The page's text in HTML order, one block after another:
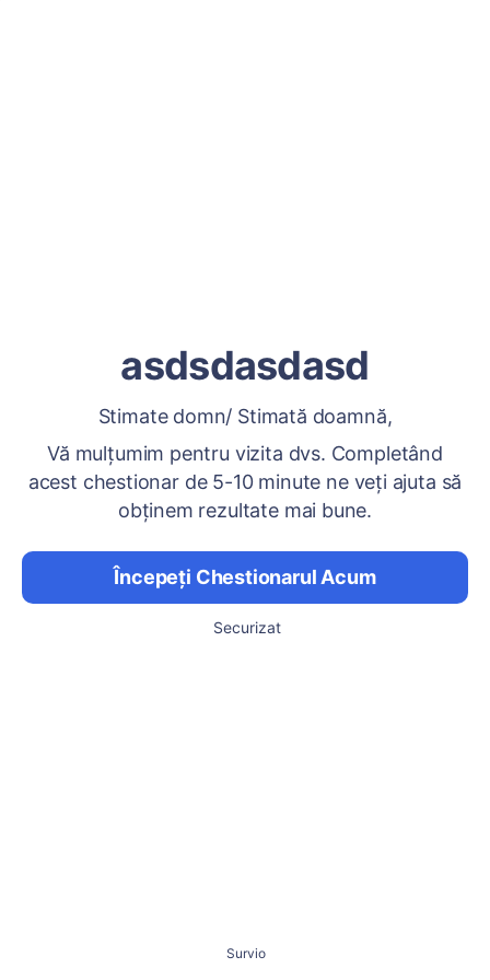
asdsdasdasd
Stimate domn/ Stimată doamnă,
Vă mulțumim pentru vizita dvs. Completând
acest chestionar de 5-10 minute ne veți ajuta să
obținem rezultate mai bune.
Începeți Chestionarul Acum
Securizat
Survio